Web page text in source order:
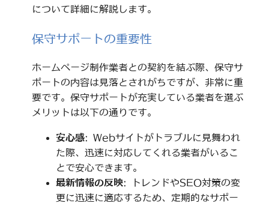
について詳細に解説します。
保守サポートの重要性
ホームページ制作業者との契約を結ぶ際、保守サ
ポートの内容は見落とされがちですが、非常に重
要です。保守サポートが充実している業者を選ぶ
メリットは以下の通りです。
安心感: Webサイトがトラブルに見舞われ
た際、迅速に対応してくれる業者がいるこ
とで安心できます。
最新情報の反映: トレンドやSEO対策の変
更に迅速に適応するため、定期的なサポー